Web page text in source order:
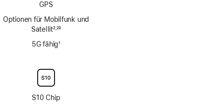
GPS
Optionen für Mobilfunk und
Satellit2,23
5G fähig1
S10 Chip